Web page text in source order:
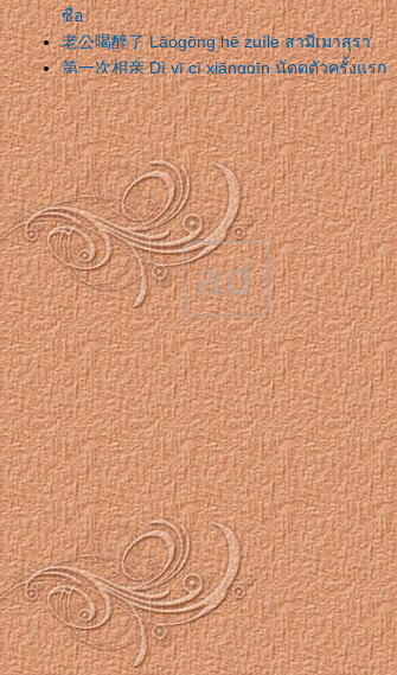
ซื่อ
老公喝醉了 Lǎogōng hē zuìle สามีเมาสุรา
第一次相亲 Dì yī cì xiāngqīn นัดดูตัวครั้งแรก
错怪丈母娘了 Cuòguài zhàngmǔniángle
เข้าใจแม่ยายผิดมานาน
新人结婚 Xīnrén jiéhūn เจ้าบ่าวแสนซื่อ
被揭穿 Bèi jiēchuān ความลับเปิดเผ
不离不弃的男友 Bù lì bù qì de nányǒu แฟนที่
ไม่คิดทิ้งขว้างฉัน
结婚那天 Jiéhūn nèitiān คืนวันแต่งงาน
结婚一周年纪念日 Jiéhūn yī zhōunián jìniàn
rì วันครบรอบแต่งงาน
不能分手的理由 Bùnéng fēnshǒu de lǐyóu
เหตุที่ไม่อาจแยกทาง
上天最好的礼物 Shàngtiān zuì hǎo de lǐwù
ของขวัญจากพระเจ้า
突降大雨 Tū jiàng dàyǔ เมื่อฝนตกหนัก
我的老婆 Wǒ de lǎopó ยอดภรรยา
数学 Shùxué คณิตศาสตร์
你怎么知道的 Nǐ zěnme zhīdào de เธอรู้ได้
อย่างไรกัน
赵本山和范伟 Zhàoběnshān hé fàn wěi จ้าว
เปิ่นซานกับฝ้านเหว่
发明家的背后 Fāmíng jiā de bèihòu เบื้อง
หลังความสำเร็จ
喝多了 Hē duōle เมาสุรา
ad